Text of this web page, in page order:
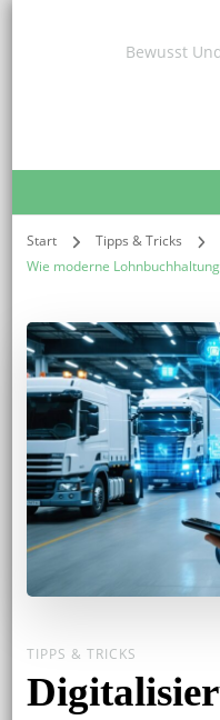
Bewusst
Start Tipps & Tricks
Wie moderne
TIPPS & TRICKS